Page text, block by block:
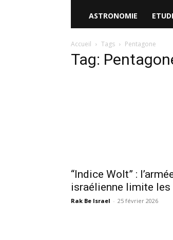
ASTRONOMIE
Accueil Tags Pentagone
Tag:
“Indice Wolt” :
israélienne limite les
Rak Be Israel - 25 février 2026